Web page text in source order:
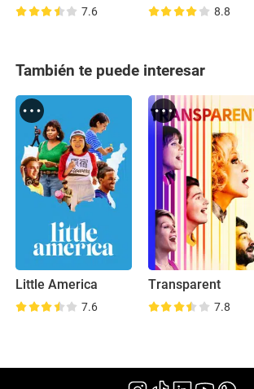
7.6 8.8
También te puede interesar
Little America
7.6
Transparent
7.8